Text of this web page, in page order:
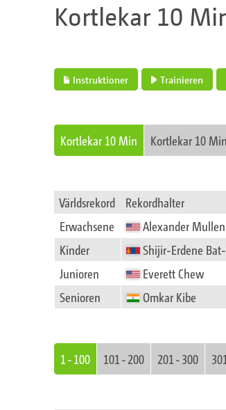
Kortlekar 10
Instruktioner Trainieren
Kortlekar 10 Min Kortlekar 10 Min
Världsrekord Rekordhalter
Erwachsene
Alexander Mullen
Kinder
Shijir-Erdene
Junioren
Everett Chew
Senioren
Omkar Kibe
1 - 100 101 - 200 201 - 300